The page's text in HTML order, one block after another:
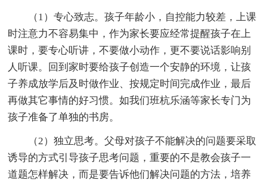
（1）专心致志。孩子年龄小，自控能力较差，上课
时注意力不容易集中，作为家长要应经常提醒孩子在上
课时，要专心听讲，不要做小动作，更不要说话影响别
人听课。回到家时要给孩子创造一个安静的环境，让孩
子养成放学后及时做作业、按规定时间完成作业，最后
再做其它事情的好习惯。如我们班杭乐涵等家长专门为
孩子准备了单独的书房。
（2）独立思考。父母对孩子不能解决的问题要采取
诱导的方式引导孩子思考问题，重要的不是教会孩子一
道题怎样解决，而是要告诉他们解决问题的方法，培养